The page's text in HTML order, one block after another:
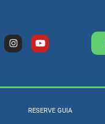
RESERVE GUIA